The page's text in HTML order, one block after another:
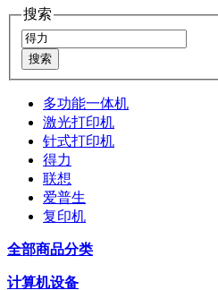
搜索
多功能一体机
激光打印机
针式打印机
得力
联想
爱普生
复印机
全部商品分类
计算机设备